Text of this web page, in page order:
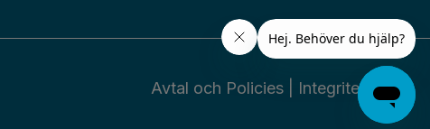
Avtal och Policies Integritet